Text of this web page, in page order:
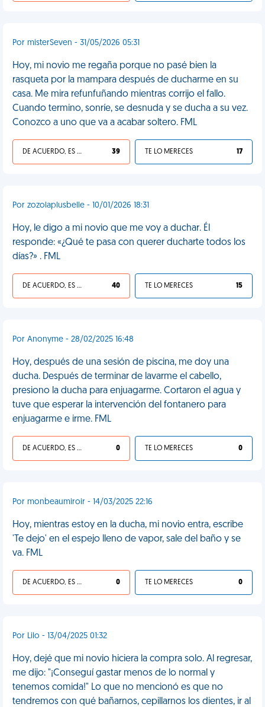
Por misterSeven - 31/05/2026 05:31
Hoy, mi novio me regaña porque no pasé bien la
rasqueta por la mampara después de ducharme en su
casa. Me mira refunfuñando mientras corrijo el fallo.
Cuando termino, sonríe, se desnuda y se ducha a su vez.
Conozco a uno que va a acabar soltero. FML
DE ACUERDO, ES UNA VIDA HP 39 TE LO MERECES 17
Por zozolaplusbelle - 10/01/2026 18:31
Hoy, le digo a mi novio que me voy a duchar. Él
responde: «¿Qué te pasa con querer ducharte todos los
días?» . FML
DE ACUERDO, ES UNA VIDA HP 40 TE LO MERECES 15
Por Anonyme - 28/02/2025 16:48
Hoy, después de una sesión de piscina, me doy una
ducha. Después de terminar de lavarme el cabello,
presiono la ducha para enjuagarme. Cortaron el agua y
tuve que esperar la intervención del fontanero para
enjuagarme e irme. FML
DE ACUERDO, ES UNA VIDA HP 0 TE LO MERECES 0
Por monbeaumiroir - 14/03/2025 22:16
Hoy, mientras estoy en la ducha, mi novio entra, escribe
'Te dejo' en el espejo lleno de vapor, sale del baño y se
va. FML
DE ACUERDO, ES UNA VIDA HP 0 TE LO MERECES 0
Por Lilo - 13/04/2025 01:32
Hoy, dejé que mi novio hiciera la compra solo. Al regresar,
me dijo: "¡Conseguí gastar menos de lo normal y
tenemos comida!" Lo que no mencionó es que no
tendremos con qué bañarnos, cepillarnos los dientes, ir al